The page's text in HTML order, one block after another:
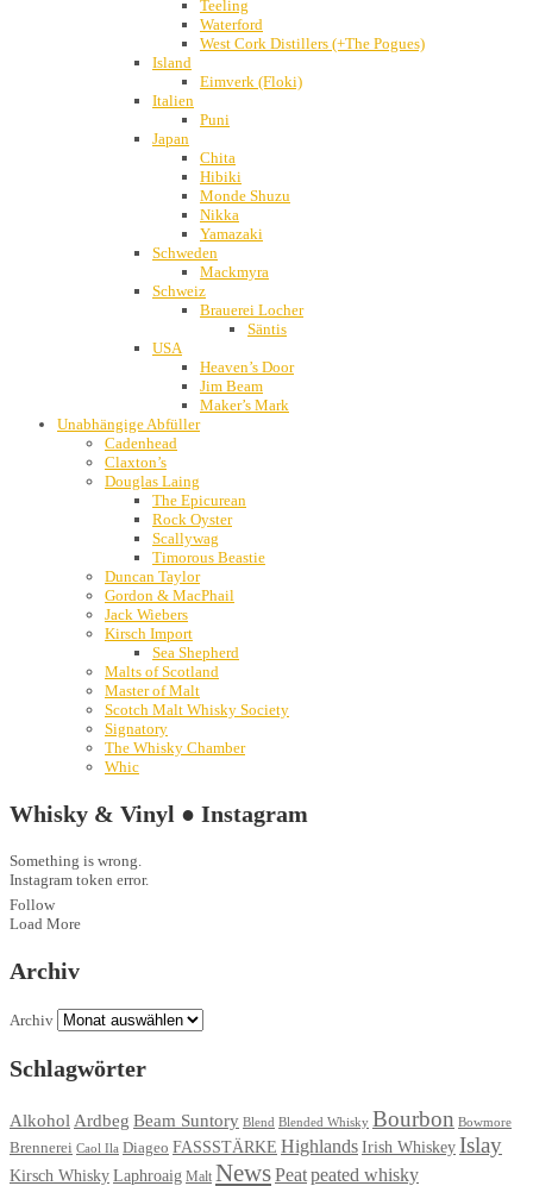
Teeling
Waterford
West Cork Distillers (+The Pogues)
Island
Eimverk (Floki)
Italien
Puni
Japan
Chita
Hibiki
Monde Shuzu
Nikka
Yamazaki
Schweden
Mackmyra
Schweiz
Brauerei Locher
Säntis
USA
Heaven’s Door
Jim Beam
Maker’s Mark
Unabhängige Abfüller
Cadenhead
Claxton’s
Douglas Laing
The Epicurean
Rock Oyster
Scallywag
Timorous Beastie
Duncan Taylor
Gordon & MacPhail
Jack Wiebers
Kirsch Import
Sea Shepherd
Malts of Scotland
Master of Malt
Scotch Malt Whisky Society
Signatory
The Whisky Chamber
Whic
Whisky & Vinyl ● Instagram
Something is wrong.
Instagram token error.
Follow
Load More
Archiv
Archiv
Schlagwörter
Alkohol Ardbeg Beam Suntory Blend Blended Whisky Bourbon Bowmore
Brennerei Caol Ila Diageo FASSSTÄRKE HighlandsIrish WhiskeyIslay
Kirsch Whisky Laphroaig Malt NewsPeatpeated whisky